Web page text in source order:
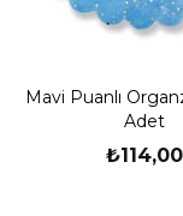
Mavi Puanlı
Adet
₺114,00